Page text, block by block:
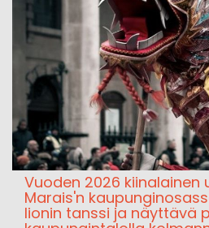
Vuoden 2026 kiinalainen
Marais'n
lionin tanssi ja näyttävä